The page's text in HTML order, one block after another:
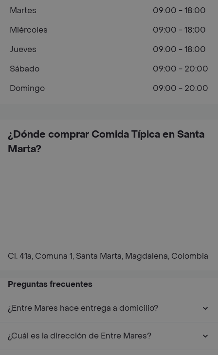
¿Dónde comprar Comida Típica en Santa
Marta?
Cl. 41a, Comuna 1, Santa Marta, Magdalena, Colombia
Martes
09:00 - 18:00
Miércoles
09:00 - 18:00
Jueves
09:00 - 18:00
Sábado
09:00 - 20:00
Domingo
09:00 - 20:00
Preguntas frecuentes
¿Entre Mares hace entrega a domicilio?
¿Cuál es la dirección de Entre Mares?